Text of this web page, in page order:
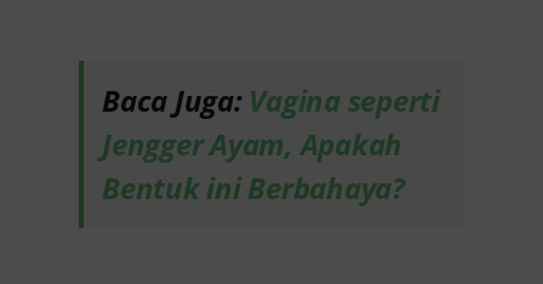
Baca Juga: Vagina seperti
Jengger Ayam, Apakah
Bentuk ini Berbahaya?